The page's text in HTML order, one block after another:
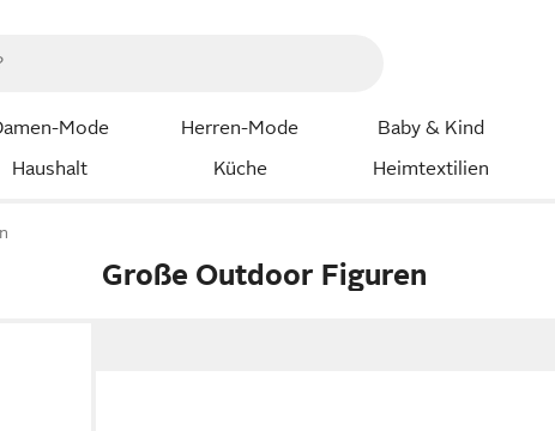
Mode Herren-Mode Baby & Kind
Haushalt Küche Heimtextilien
Große Outdoor Figuren